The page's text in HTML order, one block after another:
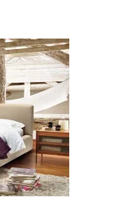
Faretti
Applique
Plafoniere
Caminetti
Stufe
Radiatori
Caldaie